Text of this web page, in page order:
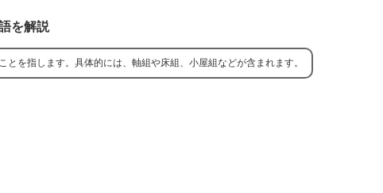
を解説
を指します。具体的には、軸組や床組、小屋組などが含まれます。